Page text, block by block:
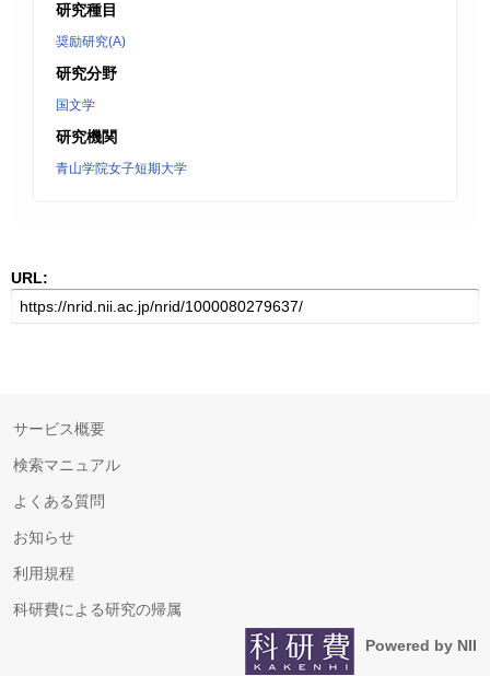
研究種目
奨励研究(A)
研究分野
国文学
研究機関
青山学院女子短期大学
URL:
サービス概要
検索マニュアル
よくある質問
お知らせ
利用規程
科研費による研究の帰属
Powered by NII